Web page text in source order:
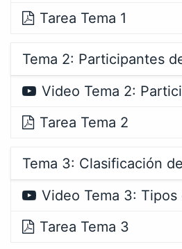
Tarea Tema 1
Tema 2: Participantes
Video Tema 2:
Tarea Tema 2
Tema 3: Clasificación
Video Tema 3:
Tarea Tema 3